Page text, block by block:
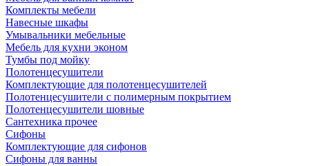
Комплекты мебели
Навесные шкафы
Умывальники мебельные
Мебель для кухни эконом
Тумбы под мойку
Полотенцесушители
Комплектующие для полотенцесушителей
Полотенцесушители с полимерным покрытием
Полотенцесушители шовные
Сантехника прочее
Сифоны
Комплектующие для сифонов
Сифоны для ванны